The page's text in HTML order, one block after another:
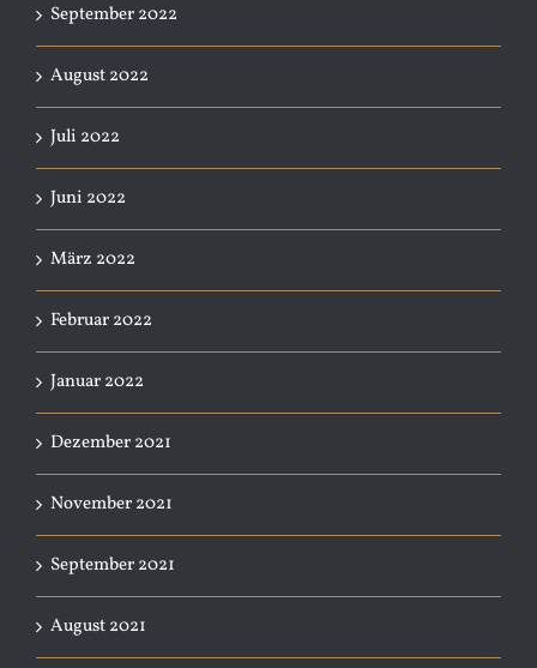
September 2022
August 2022
Juli 2022
Juni 2022
März 2022
Februar 2022
Januar 2022
Dezember 2021
November 2021
September 2021
August 2021